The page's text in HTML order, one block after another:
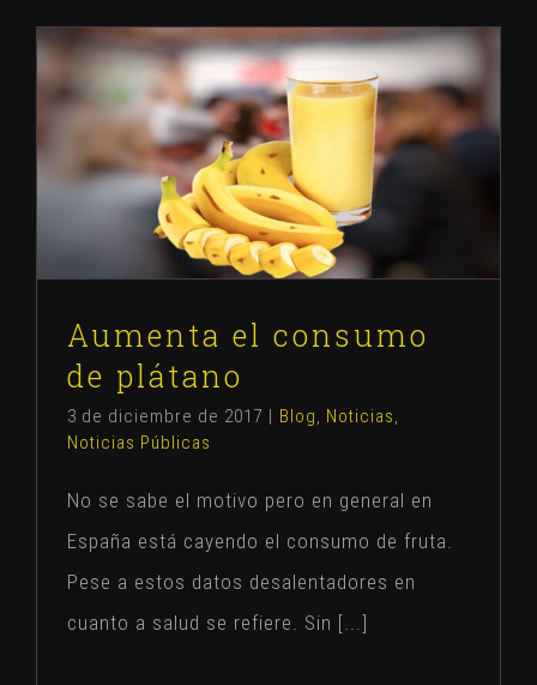
Aumenta el consumo de plátano
Blog Noticias Noticias Públicas
Aumenta el consumo
de plátano
3 de diciembre de 2017 | Blog Noticias
Noticias Públicas
No se sabe el motivo pero en general en
España está cayendo el consumo de fruta.
Pese a estos datos desalentadores en
cuanto a salud se refiere. Sin [...]